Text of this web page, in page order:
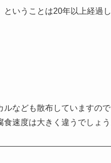
いうことは20年以上経過
ルなども散布していますの
速度は大きく違うでしょう